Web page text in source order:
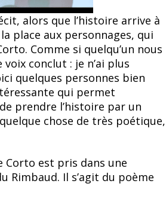
alors que l’histoire arrive à
place aux personnages, qui
Comme si quelqu’un nous
conclut : je n’ai plus
quelques personnes bien
qui permet
prendre l’histoire par un
chose de très poétique,
Corto est pris dans une
Rimbaud. Il s’agit du poème